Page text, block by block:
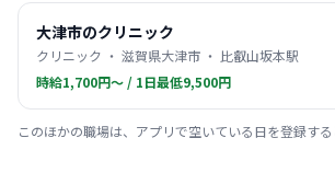
大津市のクリニック
クリニック ・ 滋賀県大津市 ・ 比叡山坂本駅
時給1,700円〜 / 1日最低9,500円
このほかの職場は、アプリで空いている日を登録する